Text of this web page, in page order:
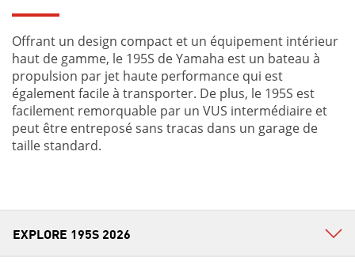
Offrant un design compact et un équipement intérieur
haut de gamme, le 195S de Yamaha est un bateau à
propulsion par jet haute performance qui est
également facile à transporter. De plus, le 195S est
facilement remorquable par un VUS intermédiaire et
peut être entreposé sans tracas dans un garage de
taille standard.